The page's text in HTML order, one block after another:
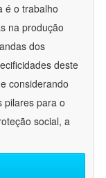
é o trabalho
na produção
dos
deste
considerando
pilares para o
social, a